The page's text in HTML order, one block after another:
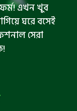
এখন খুব
ঘরে বসেই
সেরা